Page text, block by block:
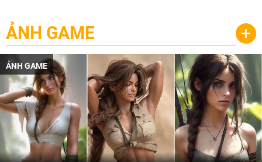
ẢNH GAME +
ẢNH GAME